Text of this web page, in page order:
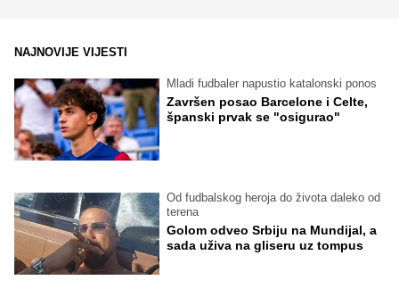
NAJNOVIJE VIJESTI
Mladi fudbaler napustio katalonski ponos
Završen posao Barcelone i Celte,
španski prvak se "osigurao"
Od fudbalskog heroja do života daleko od
terena
Golom odveo Srbiju na Mundijal, a
sada uživa na gliseru uz tompus